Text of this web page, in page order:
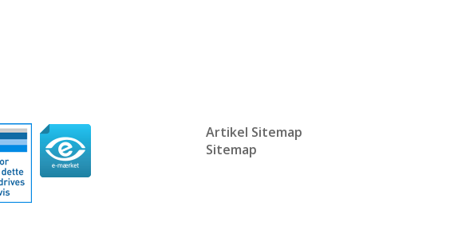
Artikel Sitemap
Sitemap